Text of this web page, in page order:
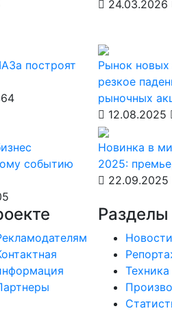
24.03.2026
построят
Рынок новых
резкое
рыночных
12.08.2025
событию
Новинка в
2025:
22.09.2025
Разделы
Новости
Техника